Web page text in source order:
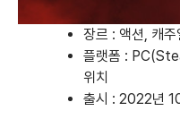
장르 : 액션, 캐
플랫폼 :
위치
출시 : 2022년